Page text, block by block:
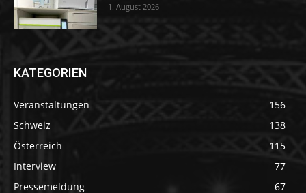
1. August 2026
KATEGORIEN
Veranstaltungen
156
Schweiz
138
Österreich
115
Interview
77
Pressemeldung
67